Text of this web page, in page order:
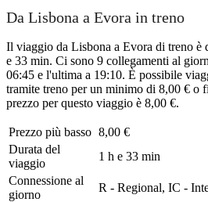
Da Lisbona a Evora in treno
Il viaggio da Lisbona a Evora di treno è
e 33 min. Ci sono 9 collegamenti al
06:45 e l'ultima a 19:10. È possibile
tramite treno per un minimo di 8,00 € o
prezzo per questo viaggio è 8,00 €.
Prezzo più basso 8,00 €
Durata del
viaggio
1 h e 33 min
Connessione al
giorno
R - Regional, IC -